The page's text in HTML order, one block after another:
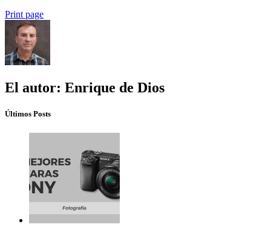
Print page
El autor: Enrique de Dios
Últimos Posts